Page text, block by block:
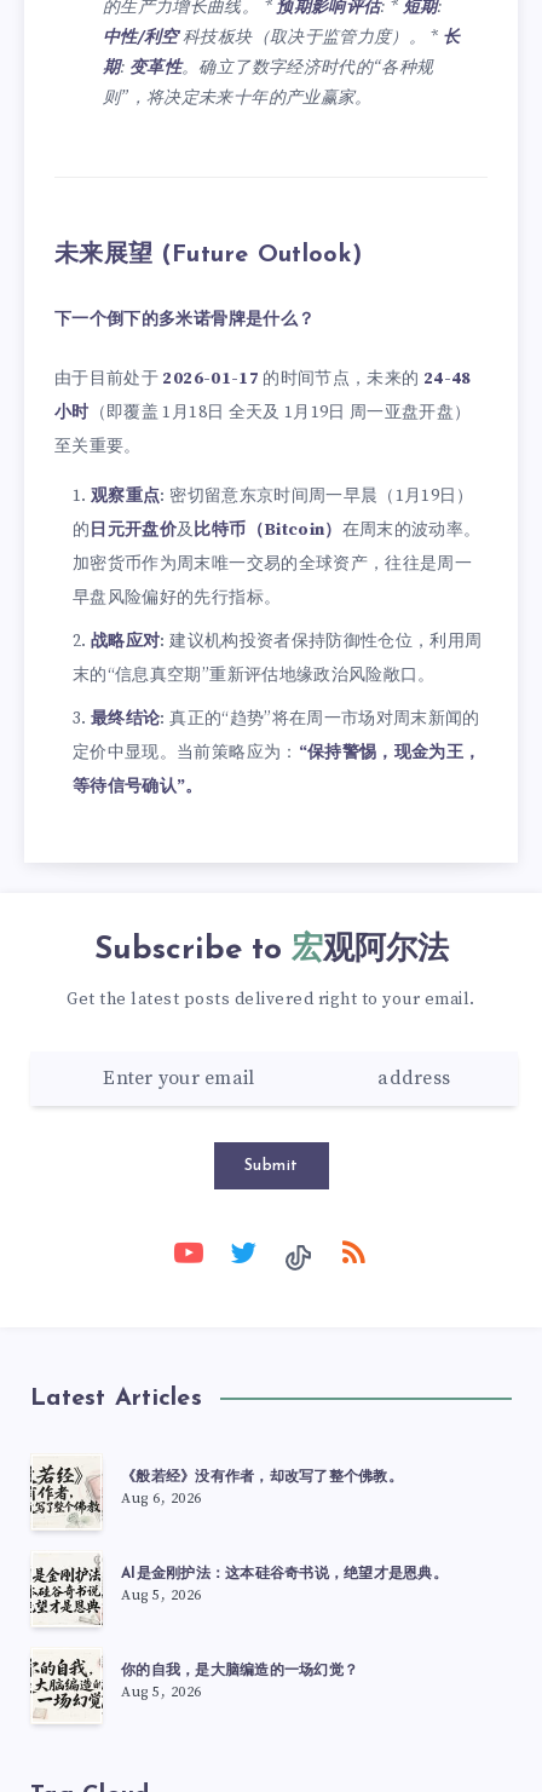
的生产力增长曲线。 *预期影响评估: * 短期:
中性/利空科技板块（取决于监管力度）。 * 长
期: 变革性。确立了数字经济时代的“各种规
则”，将决定未来十年的产业赢家。
未来展望 (Future Outlook)
下一个倒下的多米诺骨牌是什么？
由于目前处于 2026-01-17 的时间节点，未来的 24-48
小时 （即覆盖 1月18日 全天及 1月19日 周一亚盘开盘）
至关重要。
观察重点: 密切留意东京时间周一早晨（1月19日）
的 日元开盘价及比特币（Bitcoin） 在周末的波动率。
加密货币作为周末唯一交易的全球资产，往往是周一
早盘风险偏好的先行指标。
战略应对: 建议机构投资者保持防御性仓位，利用周
末的“信息真空期”重新评估地缘政治风险敞口。
最终结论: 真正的“趋势”将在周一市场对周末新闻的
定价中显现。当前策略应为： “保持警惕，现金为王，
等待信号确认”。
Subscribe to 宏观阿尔法
Get the latest posts delivered right to your email.
Submit
Latest Articles
《般若经》没有作者，却改写了整个佛教。
Aug 6, 2026
AI是金刚护法：这本硅谷奇书说，绝望才是恩典。
Aug 5, 2026
你的自我，是大脑编造的一场幻觉？
Aug 5, 2026